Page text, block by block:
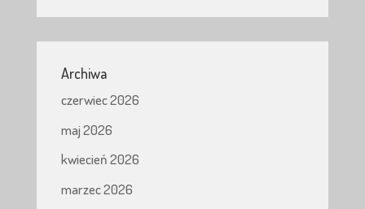
Archiwa
czerwiec 2026
maj 2026
kwiecień 2026
marzec 2026